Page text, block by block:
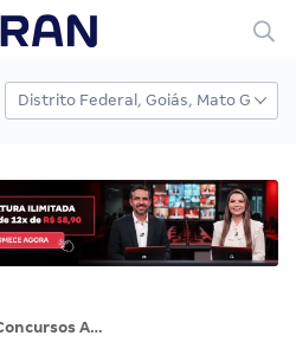
Concursos Amapá: LDO 2027 autoriza realização de certames!